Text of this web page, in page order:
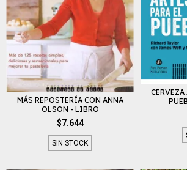
MÁS REPOSTERÍA CON ANNA
OLSON - LIBRO
$7.644
SIN STOCK
CERVEZA